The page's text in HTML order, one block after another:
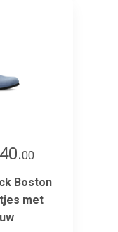
00
Boston
met